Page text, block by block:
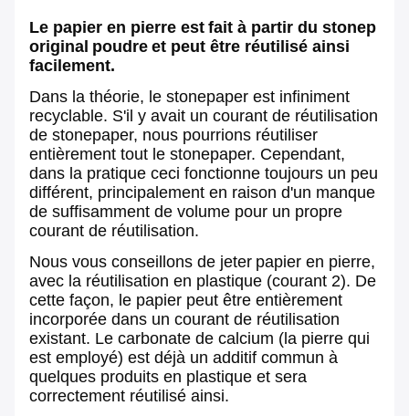
Le papier en pierre est fait à partir du stonep
original poudre et peut être réutilisé ainsi
facilement.
Dans la théorie, le stonepaper est infiniment
recyclable. S'il y avait un courant de réutilisation
de stonepaper, nous pourrions réutiliser
entièrement tout le stonepaper. Cependant,
dans la pratique ceci fonctionne toujours un peu
différent, principalement en raison d'un manque
de suffisamment de volume pour un propre
courant de réutilisation.
Nous vous conseillons de jeter papier en pierre,
avec la réutilisation en plastique (courant 2). De
cette façon, le papier peut être entièrement
incorporée dans un courant de réutilisation
existant. Le carbonate de calcium (la pierre qui
est employé) est déjà un additif commun à
quelques produits en plastique et sera
correctement réutilisé ainsi.